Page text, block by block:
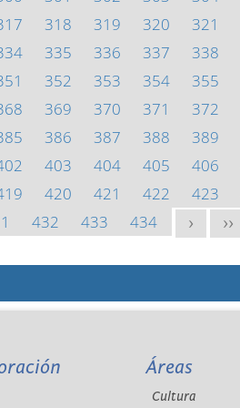
318 319 320 321
335 336 337 338
352 353 354 355
369 370 371 372
386 387 388 389
403 404 405 406
420 421 422 423
432 433 434 > >>
Áreas
Cultura